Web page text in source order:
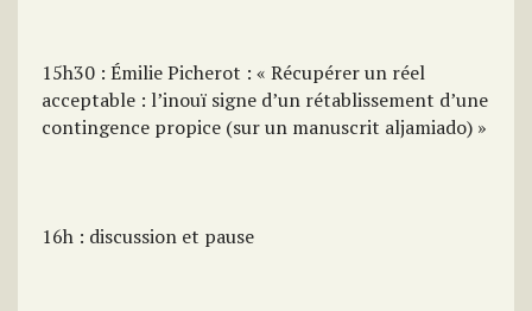
15h30 : Émilie Picherot : « Récupérer un réel
acceptable : l’inouï signe d’un rétablissement d’une
contingence propice (sur un manuscrit aljamiado) »
16h : discussion et pause